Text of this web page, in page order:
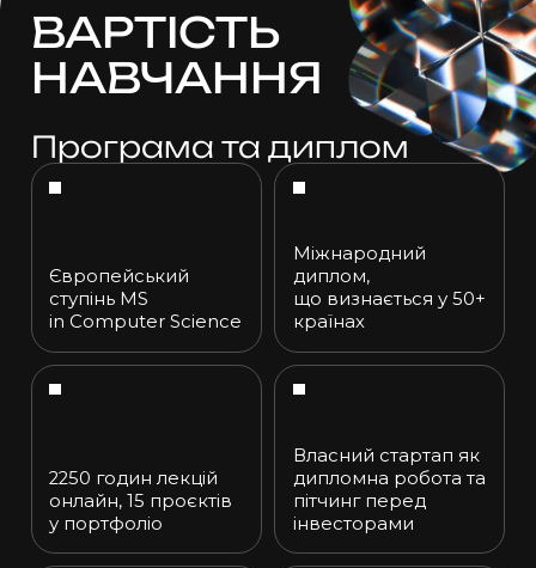
ВАРТІСТЬ
НАВЧАННЯ
Програма та диплом
Європейський
ступінь MS
in Computer Science
Міжнародний
диплом,
що визнається у 50+
країнах
2250 годин лекцій
онлайн, 15 проєктів
у портфоліо
Власний стартап як
дипломна робота та
пітчинг перед
інвесторами